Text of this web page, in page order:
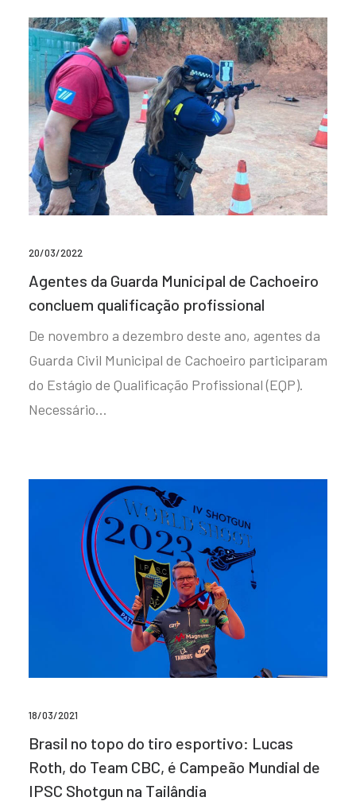
20/03/2022
Agentes da Guarda Municipal de Cachoeiro
concluem qualificação profissional
De novembro a dezembro deste ano, agentes da
Guarda Civil Municipal de Cachoeiro participaram
do Estágio de Qualificação Profissional (EQP).
Necessário…
18/03/2021
Brasil no topo do tiro esportivo: Lucas
Roth, do Team CBC, é Campeão Mundial de
IPSC Shotgun na Tailândia